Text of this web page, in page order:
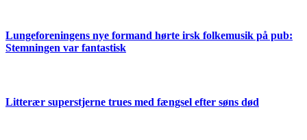
Lungeforeningens nye formand hørte irsk folkemusik på pub:
Stemningen var fantastisk
Litterær superstjerne trues med fængsel efter søns død